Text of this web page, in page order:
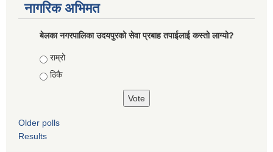
नागरिक अभिमत
बेलका नगरपालिका उदयपुरको सेवा प्रबाह तपाईलाई कस्तो लाग्यो?
Choices
राम्रो
ठिकै
Older polls
Results